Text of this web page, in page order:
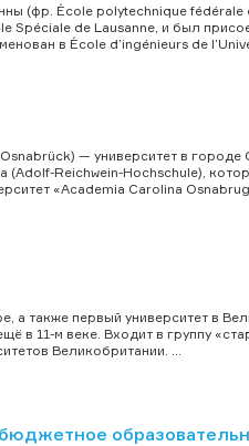
(фр. École polytechnique
Spéciale de Lausanne, и был
в École d’ingénieurs de
— университет в
(Adolf-Reichwein-Hochschule),
«Academia Carolina
а также первый университет в
в 11-м веке. Входит в группу
Великобритании. ...